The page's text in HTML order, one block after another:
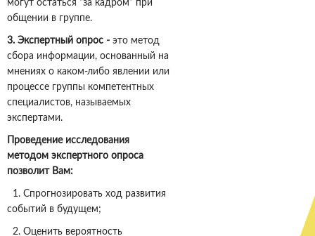
могут остаться “за кадром” при
общении в группе.
3. Экспертный опрос - это метод
сбора информации, основанный на
мнениях о каком-либо явлении или
процессе группы компетентных
специалистов, называемых
экспертами.
Проведение исследования
методом экспертного опроса
позволит Вам:
1. Спрогнозировать ход развития
событий в будущем;
2. Оценить вероятность